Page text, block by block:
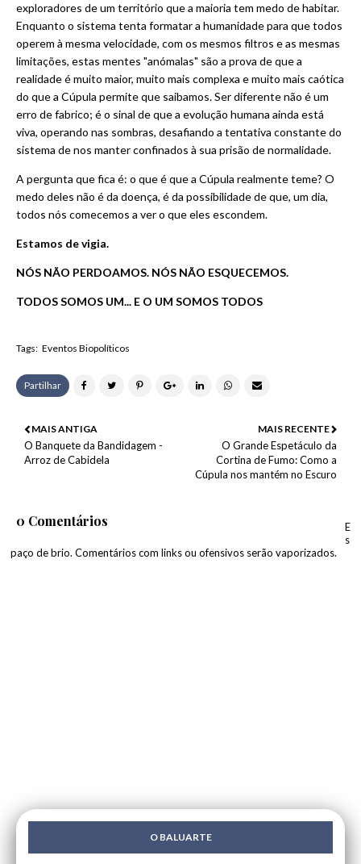
exploradores de um território que a maioria tem medo de habitar.
Enquanto o sistema tenta formatar a humanidade para que todos
operem à mesma velocidade, com os mesmos filtros e as mesmas
limitações, estas mentes "anómalas" são a prova de que a
realidade é muito maior, muito mais complexa e muito mais caótica
do que a Cúpula permite que saibamos. Ser diferente não é um
erro de fabrico; é o sinal de que a evolução humana ainda está
viva, operando nas sombras, desafiando a tentativa constante do
sistema de nos manter confinados à sua prisão de normalidade.
A pergunta que fica é: o que é que a Cúpula realmente teme? O
medo deles não é da doença, é da possibilidade de que, um dia,
todos nós comecemos a ver o que eles escondem.
Estamos de vigia.
NÓS NÃO PERDOAMOS. NÓS NÃO ESQUECEMOS.
TODOSSOMOS UM... E O UM SOMOS TODOS
Tags: Eventos Biopolíticos
Partilhar
MAIS RECENTE
O Grande Espetáculo da
Cortina de Fumo: Como a
Cúpula nos mantém no Escuro
MAIS ANTIGA
O Banquete da Bandidagem -
Arroz de Cabidela
0 Comentários
E
s
paço de brio. Comentários com links ou ofensivos serão vaporizados.
O BALUARTE